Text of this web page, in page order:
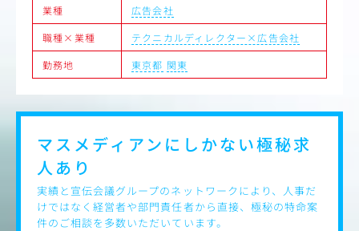
業種
広告会社
職種×業種
テクニカルディレクター×広告会社
勤務地
東京都 関東
マスメディアンにしかない極秘求
人あり
実績と宣伝会議グループのネットワークにより、人事だ
けではなく経営者や部門責任者から直接、極秘の特命案
件のご相談を多数いただいています。